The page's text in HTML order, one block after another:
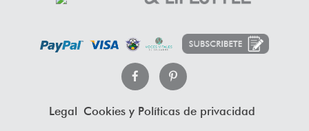
Legal Cookies y Políticas de privacidad